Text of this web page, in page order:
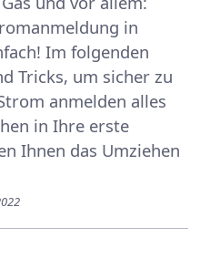
in
Im folgenden
Tricks, um sicher zu
anmelden alles
in Ihre erste
Ihnen das Umziehen